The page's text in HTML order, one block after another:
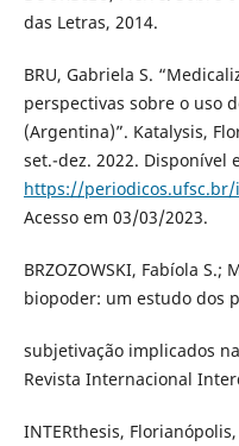
das Letras, 2014.
BRU, Gabriela S.
perspectivas sobre o uso
(Argentina)”. Katalysis,
set.-dez. 2022. Disponível
https://
Acesso em 03/03/2023.
BRZOZOWSKI, Fabíola
biopoder: um estudo dos
subjetivação implicados
Revista Internacional
INTERthesis,